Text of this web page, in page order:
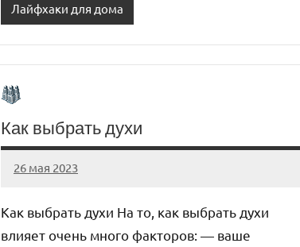
Лайфхаки для дома
Как выбрать духи
26 мая 2023
organic63_ru
Нет
Как выбрать духи На то, как выбрать духи
влияет очень много факторов: — ваше